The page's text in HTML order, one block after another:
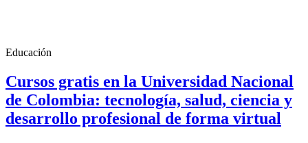
Educación
Cursos gratis en la Universidad Nacional
de Colombia: tecnología, salud, ciencia y
desarrollo profesional de forma virtual